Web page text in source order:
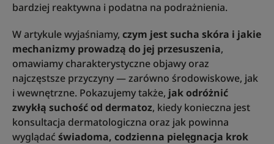
bardziej reaktywna i podatna na podrażnienia.
W artykule wyjaśniamy, czym jest sucha skóra i jakie
mechanizmy prowadzą do jej przesuszenia,
omawiamy charakterystyczne objawy oraz
najczęstsze przyczyny — zarówno środowiskowe, jak
i wewnętrzne. Pokazujemy także, jak odróżnić
zwykłą suchość od dermatoz, kiedy konieczna jest
konsultacja dermatologiczna oraz jak powinna
wyglądać świadoma, codzienna pielęgnacja krok